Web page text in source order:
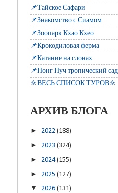
📌Тайское Сафари
📌Знакомство с Сиамом
📌Зоопарк Кхао Кхео
📌Крокодиловая ферма
📌Катание на слонах
📌Нонг Нуч тропический сад
🔆ВЕСЬ СПИСОК ТУРОВ🔆
АРХИВ БЛОГА
► 2022 (188)
► 2023 (324)
► 2024(155)
► 2025 (127)
▼ 2026 (131)